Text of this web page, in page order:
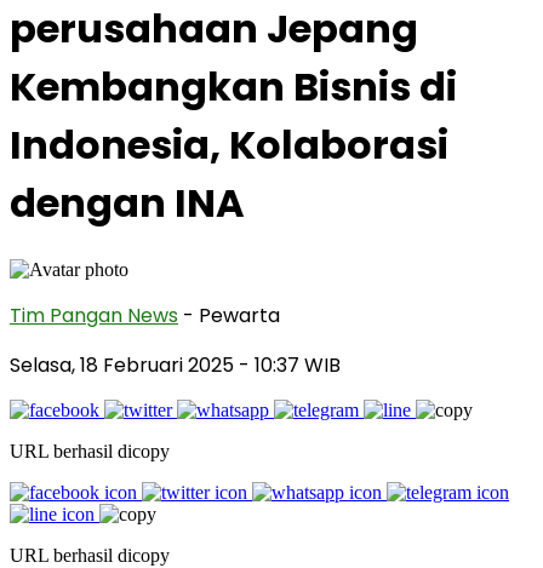
perusahaan Jepang
Kembangkan Bisnis di
Indonesia, Kolaborasi
dengan INA
Tim Pangan News - Pewarta
Selasa, 18 Februari 2025 - 10:37 WIB
URL berhasil dicopy
URL berhasil dicopy